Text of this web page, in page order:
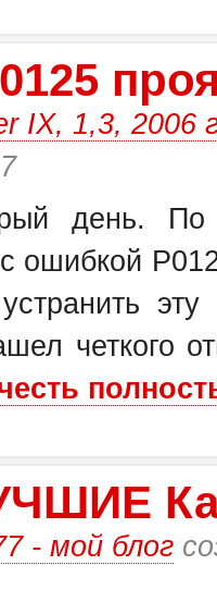
IX, 1,3, 2006
день. По
ошибкой
четкого
- мой блог